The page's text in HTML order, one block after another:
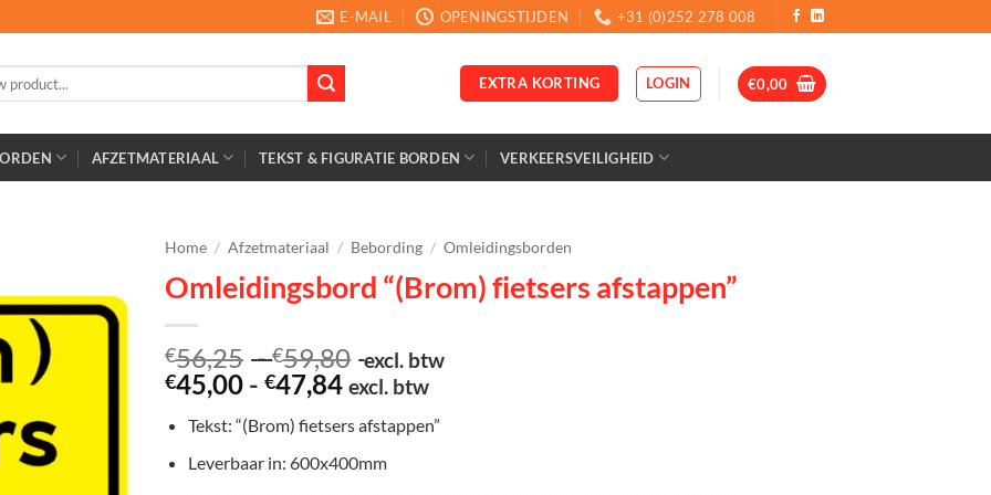
E-MAIL OPENINGSTIJDEN +31 (0)252 278 008
EXTRA KORTING LOGIN €0,00
AFZETMATERIAAL TEKST & FIGURATIE BORDEN VERKEERSVEILIGHEID
Home / Afzetmateriaal / Bebording / Omleidingsborden
Omleidingsbord “(Brom) fietsers afstappen”
€56,25 - €59,80 Prijsklasse:
€56,25
€59,80
excl. btw
€45,00 - €47,84Prijsklasse:
tot
€47,84
excl. btw
Tekst: “(Brom) fietsers afstappen”
Leverbaar in: 600x400mm